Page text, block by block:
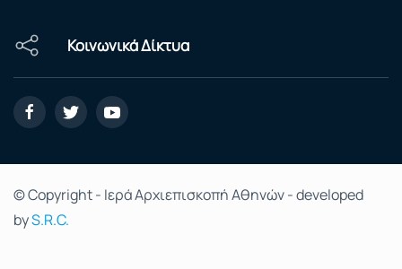
Κοινωνικά Δίκτυα
© Copyright - Ιερά Αρχιεπισκοπή Αθηνών - developed
byS.R.C.